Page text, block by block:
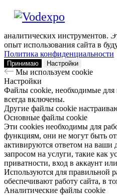
Мы используем сookie
Заходя на наш сайт, вы
аналитических инструментов.
опыт использования сайта в
Политика конфиденциальности
Принимаю Настройки
Мы используем сookie
Настройки
Файлы cookie, необходимые для
всегда включены.
Другие файлы cookie
Основные файлы cookie
Эти cookies необходимы для
функциям, они не могут быть
активируются ответом на ваши
запросом на услуги, такие как
приватности, вход в аккаунт
Используются для правильной
обеспечивают работу сайта, в
Аналитические файлы cookie